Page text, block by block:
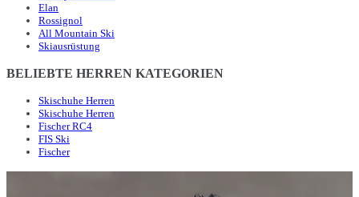
Elan
Rossignol
All Mountain Ski
Skiausrüstung
BELIEBTE HERREN KATEGORIEN
Skischuhe Herren
Skischuhe Herren
Fischer RC4
FIS Ski
Fischer